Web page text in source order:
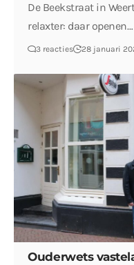
De Beekstraat in
relaxter: daar openen…
3 reacties 28 januari
Ouderwets